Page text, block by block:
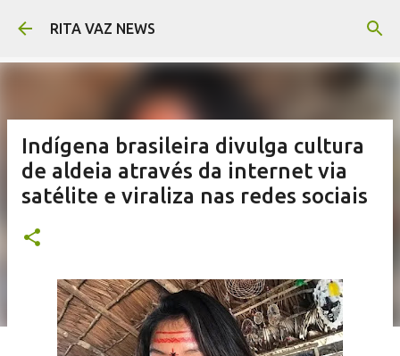
Pular para o conteúdo principal
RITA VAZ NEWS
Indígena brasileira divulga cultura
de aldeia através da internet via
satélite e viraliza nas redes sociais